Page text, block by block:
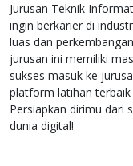
Jurusan Teknik
ingin berkarier di
luas dan
jurusan ini memiliki
sukses masuk ke
platform latihan
Persiapkan dirimu dari
dunia digital!